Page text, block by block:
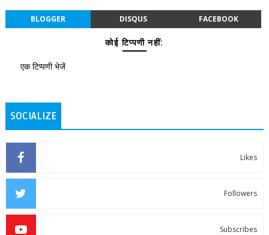
BLOGGER DISQUS FACEBOOK
कोई टिप्पणी नहीं:
एक टिप्पणी भेजें
SOCIALIZE
Likes
Followers
Subscribes